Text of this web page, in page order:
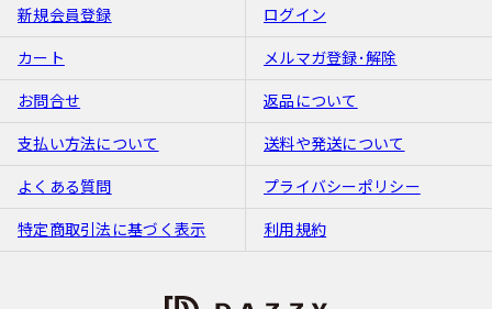
新規会員登録 ログイン
カート メルマガ登録･解除
お問合せ 返品について
支払い方法について 送料や発送について
よくある質問 プライバシーポリシー
特定商取引法に基づく表示 利用規約